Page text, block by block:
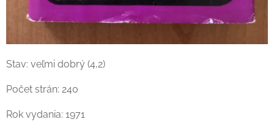
Stav: veľmi dobrý (4,2)
Počet strán: 240
Rok vydania: 1971